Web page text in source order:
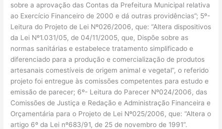
sobre a aprovação das Contas da Prefeitura Municipal relativa
ao Exercício Financeiro de 2000 e dá outras providências”; 5º-
Leitura do Projeto de Lei Nº026/2006, que: “Altera dispositivos
da Lei Nº1.031/05, de 04/11/2005, que, Dispõe sobre as
normas sanitárias e estabelece tratamento simplificado e
diferenciado para a produção e comercialização de produtos
artesanais comestíveis de origem animal e vegetal”, o referido
projeto foi entregue às comissões competentes para estudo e
emissão de parecer; 6º- Leitura do Parecer Nº024/2006, das
Comissões de Justiça e Redação e Administração Financeira e
Orçamentária para o Projeto de Lei Nº025/2006, que: “Altera o
artigo 6º da Lei nº683/91, de 25 de novembro de 1991”.